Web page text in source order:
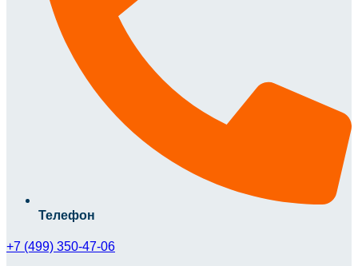
Телефон
+7 (499) 350-47-06